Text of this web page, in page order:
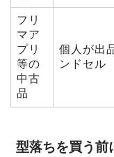
フリ
マア
プリ
等の
中古
品
個人が出
ンドセル
型落ちを買う前